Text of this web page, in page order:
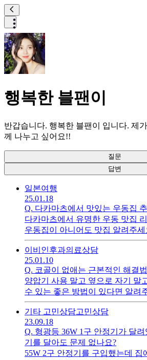
행복한 블팬이
반갑습니다. 행복한 블팬이 입니다. 제
께 나누고 싶어요!!
질문
답변
일본여행
25.01.18
Q. 다카마츠에서 맛있는 우동집
다카마츠에서 유명한 우동 맛집
우동집이 아니어도 맛집 알려주
광 스팟이 있다면 그것도 알려주
이비인후과의료상담
25.01.10
Q. 코골이 없애는 근본적인 해결
양압기 사용 말고 옆으로 자기 말
수 있는 좋은 방법이 있다면 알려
리고 싶은데 다른 방법은 잘 모르
기타 고민상담고민상담
23.09.18
Q. 형광등 36W 1구 안정기가 달
기를 달아도 문제 없나요?
55W 2구 안정기를 구입했는데 집